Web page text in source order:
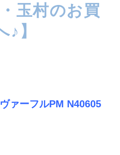
玉村のお買
】
ァーフルPM N40605